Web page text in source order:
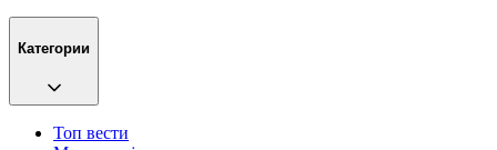
Категории
Топ вести